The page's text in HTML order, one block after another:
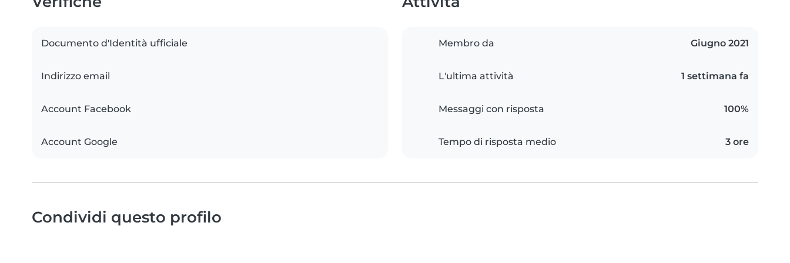
Documento d'Identità ufficiale
Indirizzo email
Account Facebook
Account Google
Membro da Giugno 2021
L'ultima attività 1 settimana fa
Messaggi con risposta 100%
Tempo di risposta medio 3 ore
Condividi questo profilo